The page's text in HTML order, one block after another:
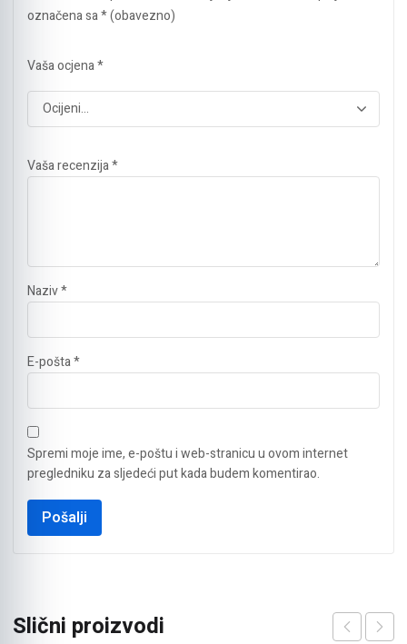
označena sa* (obavezno)
Vaša ocjena*
Vaša recenzija*
Naziv*
E-pošta*
Spremi moje ime, e-poštu i web-stranicu u ovom internet
pregledniku za sljedeći put kada budem komentirao.
Slični proizvodi